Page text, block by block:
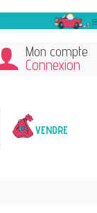
Mon compte
Connexion
VENDRE